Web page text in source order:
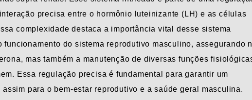
precisa entre o hormônio luteinizante (LH) e as células
complexidade destaca a importância vital desse sistema
do sistema reprodutivo masculino, assegurando
mas também a manutenção de diversas funções
Essa regulação precisa é fundamental para garantir um
para o bem-estar reprodutivo e a saúde geral masculina.